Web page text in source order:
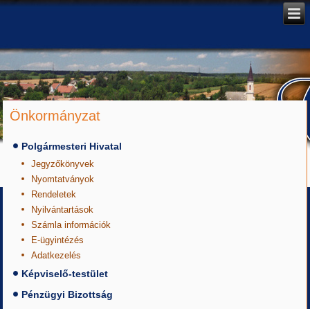
Önkormányzat
Polgármesteri Hivatal
Jegyzőkönyvek
Nyomtatványok
Rendeletek
Nyilvántartások
Számla információk
E-ügyintézés
Adatkezelés
Képviselő-testület
Pénzügyi Bizottság